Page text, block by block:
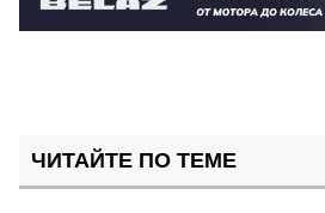
ЧИТАЙТЕ ПО ТЕМЕ